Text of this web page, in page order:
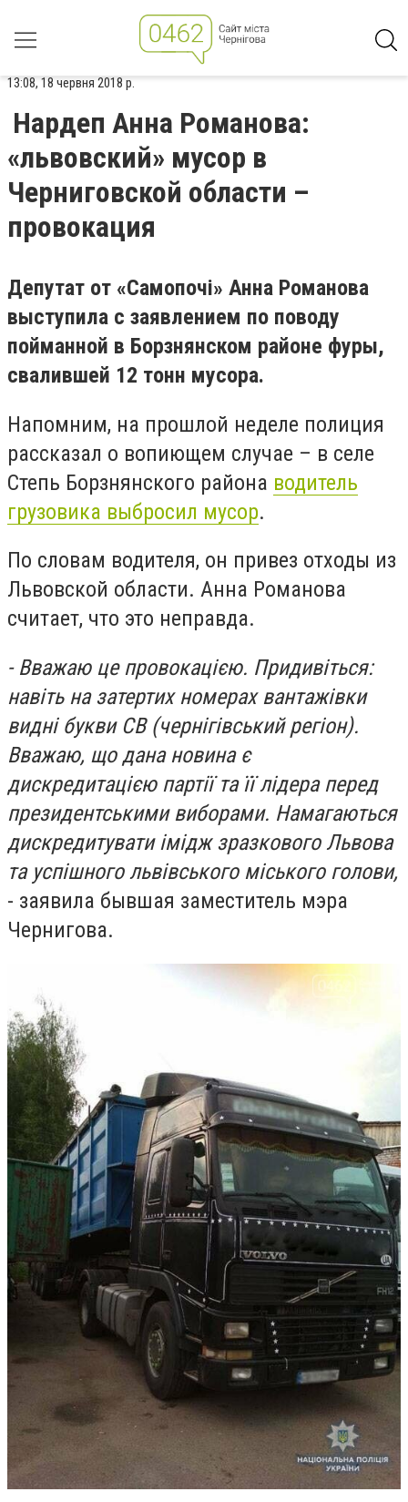
13:08, 18 червня 2018 р.
Нардеп Анна Романова:
«львовский» мусор в
Черниговской области –
провокация
Депутат от «Самопочі» Анна Романова
выступила с заявлением по поводу
пойманной в Борзнянском районе фуры,
свалившей 12 тонн мусора.
Напомним, на прошлой неделе полиция
рассказал о вопиющем случае – в селе
Степь Борзнянского района водитель
грузовика выбросил мусор.
По словам водителя, он привез отходы из
Львовской области. Анна Романова
считает, что это неправда.
- Вважаю це провокацією. Придивіться:
навіть на затертих номерах вантажівки
видні букви СВ (чернігівський регіон).
Вважаю, що дана новина є
дискредитацією партії та її лідера перед
президентськими виборами. Намагаються
дискредитувати імідж зразкового Львова
та успішного львівського міського голови,
- заявила бывшая заместитель мэра
Чернигова.